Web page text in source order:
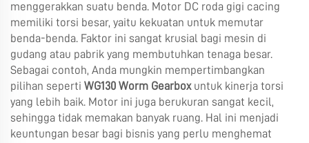
menggerakkan suatu benda. Motor DC roda gigi cacing
memiliki torsi besar, yaitu kekuatan untuk memutar
benda-benda. Faktor ini sangat krusial bagi mesin di
gudang atau pabrik yang membutuhkan tenaga besar.
Sebagai contoh, Anda mungkin mempertimbangkan
pilihan seperti WG130 Worm Gearbox untuk kinerja torsi
yang lebih baik. Motor ini juga berukuran sangat kecil,
sehingga tidak memakan banyak ruang. Hal ini menjadi
keuntungan besar bagi bisnis yang perlu menghemat